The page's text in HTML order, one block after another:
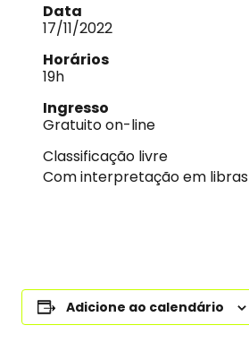
Data
17/11/2022
Horários
19h
Ingresso
Gratuito on-line
Classificação livre
Com interpretação em libras
Adicione ao calendário